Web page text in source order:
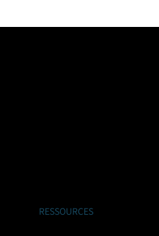
RESSOURCES